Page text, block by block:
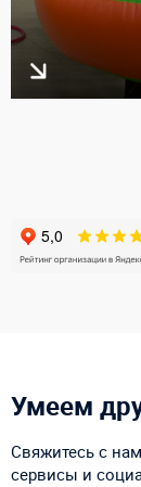
Умеем
Свяжитесь с
сервисы и